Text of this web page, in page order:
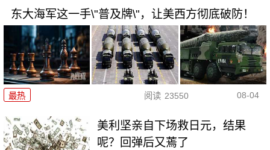
东大海军这一手\"普及牌\"，让美西方彻底破防！
最热 阅读 23550 08-04
美利坚亲自下场救日元，结果
呢？回弹后又蔫了